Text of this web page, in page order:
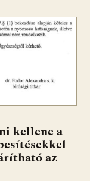
kellene a
–
az